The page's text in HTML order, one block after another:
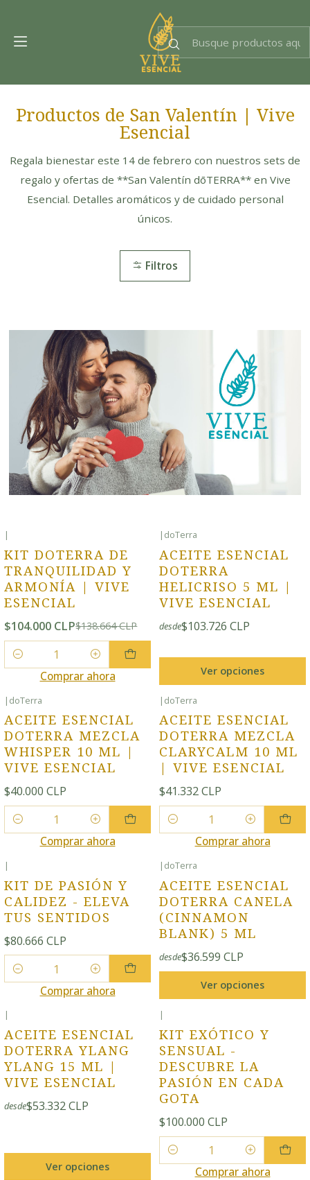
Productos de San Valentín | Vive
Esencial
Regala bienestar este 14 de febrero con nuestros sets de
regalo y ofertas de **San Valentín dōTERRA** en Vive
Esencial. Detalles aromáticos y de cuidado personal
únicos.
Filtros
|
KIT DOTERRA DE
TRANQUILIDAD Y
ARMONÍA | VIVE
ESENCIAL
$104.000 CLP$138.664 CLP
Cantidad
Comprar ahora
| doTerra
ACEITE ESENCIAL
DOTERRA
HELICRISO 5 ML |
VIVE ESENCIAL
desde$103.726 CLP
Ver opciones
| doTerra
ACEITE ESENCIAL
DOTERRA MEZCLA
WHISPER 10 ML |
VIVE ESENCIAL
$40.000 CLP
Cantidad
Comprar ahora
| doTerra
ACEITE ESENCIAL
DOTERRA MEZCLA
CLARYCALM 10 ML
| VIVE ESENCIAL
$41.332 CLP
Cantidad
Comprar ahora
|
KIT DE PASIÓN Y
CALIDEZ - ELEVA
TUS SENTIDOS
$80.666 CLP
Cantidad
Comprar ahora
| doTerra
ACEITE ESENCIAL
DOTERRA CANELA
(CINNAMON
BLANK) 5 ML
desde$36.599 CLP
Ver opciones
|
ACEITE ESENCIAL
DOTERRA YLANG
YLANG 15 ML |
VIVE ESENCIAL
desde$53.332 CLP
Ver opciones
|
KIT EXÓTICO Y
SENSUAL -
DESCUBRE LA
PASIÓN EN CADA
GOTA
$100.000 CLP
Cantidad
Comprar ahora
Dra. EsencIAl
Experta en bienestar